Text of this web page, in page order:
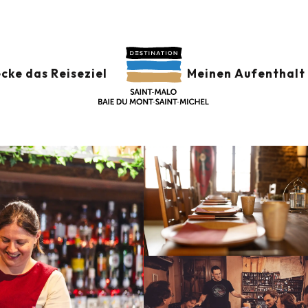
das Reiseziel Meinen
LÄNDLICHE KÜCHE